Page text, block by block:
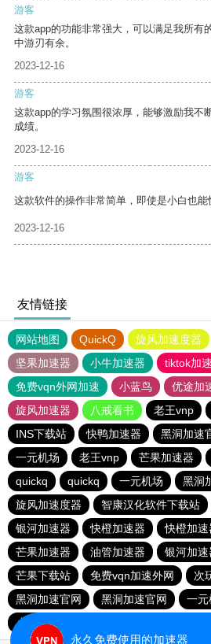
游客
这款app的功能非常强大，可以满足我所有
中游刃有余。
2023-12-16
游客
这款app的学习氛围很浓厚，能够激励我不
成绩。
2023-12-16
游客
这款软件的操作非常简单，即使是小白也能
2023-12-16
友情链接
网站地图 QuickQ 旋风加速度器
坚果加速器
小牛加速器 tiktok加
免费vqn外网加速
小蓝鸟 优途加
旋风加速器
八戒看书 老王vnp
INS下载站
快鸭加速器 黑洞加速
一元机场
老王vnp 芒果加速器
quickq
quickq 一元机场
黑洞
旋风加速度器
智康汉化软件下载站
银河加速器
快橙加速器 快橙加速
芒果加速器
油管加速器 银河加速
芒果下载站
免费vqn加速外网 次
黑洞加速官网
黑洞加速官网
一元
小猫咪ciash加速器
永久免费使用的加速器